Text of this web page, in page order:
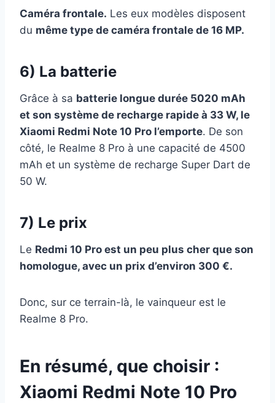
Caméra frontale. Les eux modèles disposent
du même type de caméra frontale de 16 MP.
6) La batterie
Grâce à sa batterie longue durée 5020 mAh
et son système de recharge rapide à 33 W, le
Xiaomi Redmi Note 10 Pro l’emporte. De son
côté, le Realme 8 Pro à une capacité de 4500
mAh et un système de recharge Super Dart de
50 W.
7) Le prix
Le Redmi 10 Pro est un peu plus cher que son
homologue, avec un prix d’environ 300 €.
Donc, sur ce terrain-là, le vainqueur est le
Realme 8 Pro.
En résumé, que choisir :
Xiaomi Redmi Note 10 Pro